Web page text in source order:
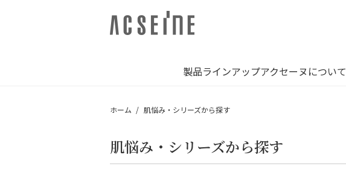
製品ラインアップアクセーヌについて
ホーム 肌悩み・シリーズから探す
肌悩み・シリーズから探す